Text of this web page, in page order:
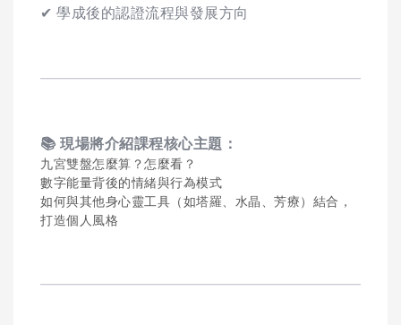
✔ 學成後的認證流程與發展方向
📚 現場將介紹課程核心主題：
九宮雙盤怎麼算？怎麼看？
數字能量背後的情緒與行為模式
如何與其他身心靈工具（如塔羅、水晶、芳療）結合，
打造個人風格